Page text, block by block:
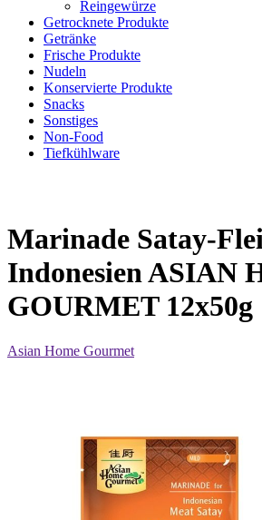
Reingewürze
Getrocknete Produkte
Getränke
Frische Produkte
Nudeln
Konservierte Produkte
Snacks
Sonstiges
Non-Food
Tiefkühlware
Marinade Satay-
Indonesien ASIAN
GOURMET 12x50g
Asian Home Gourmet